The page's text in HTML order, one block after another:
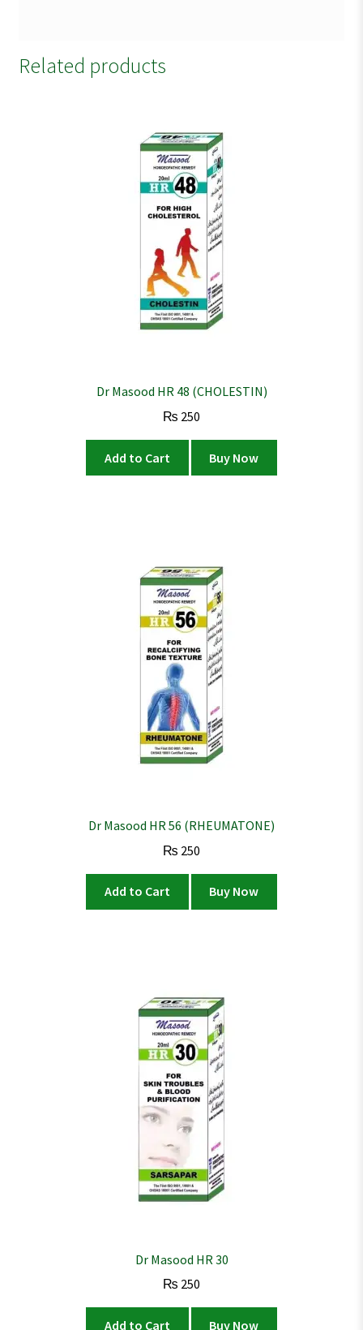
Related products
Dr Masood HR 48 (CHOLESTIN)
₨ 250
Add to Cart Buy Now
Dr Masood HR 56 (RHEUMATONE)
₨ 250
Add to Cart Buy Now
Dr Masood HR 30
₨ 250
Add to Cart Buy Now